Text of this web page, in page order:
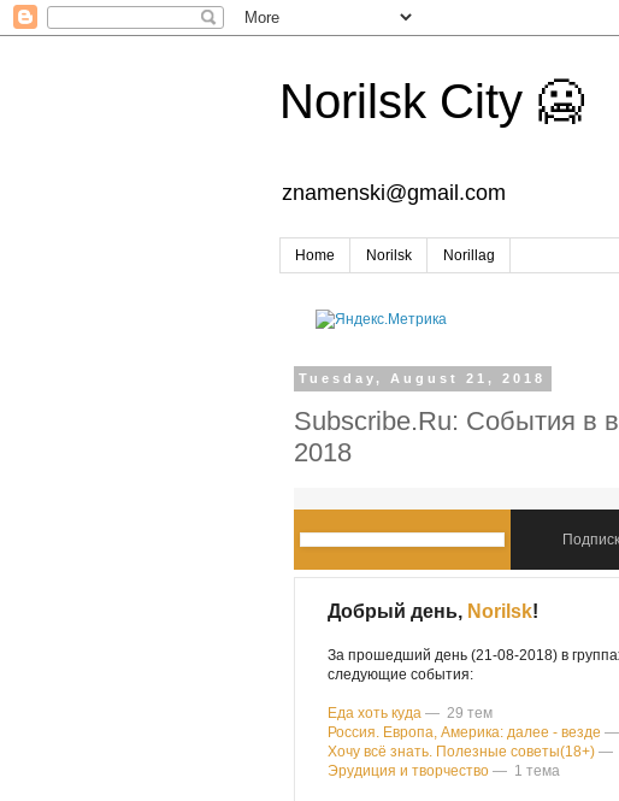
Norilsk City 🥶
znamenski@gmail.com
Home Norilsk Norillag
Tuesday, August 21, 2018
Subscribe.Ru: События в
2018
Добрый день, Norilsk!
За прошедший день (21-08-2018) в
следующие события:
Еда хоть куда — 29 тем
Россия. Европа, Америка: далее - везде —
Хочу всё знать. Полезные советы(18+) —
Эрудиция и творчество — 1 тема